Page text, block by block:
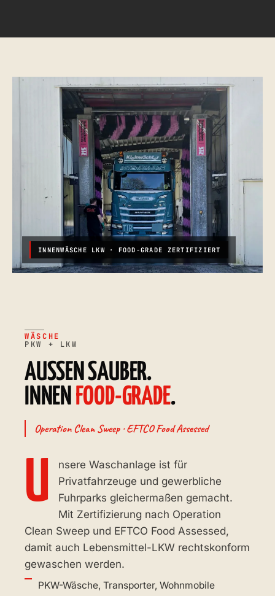
WÄSCHE
PKW + LKW
AUSSEN SAUBER.
INNENFOOD-GRADE.
Operation Clean Sweep · EFTCO Food Assessed
U
nsere Waschanlage ist für
Privatfahrzeuge und gewerbliche
Fuhrparks gleichermaßen gemacht.
Mit Zertifizierung nach Operation
Clean Sweep und EFTCO Food Assessed,
damit auch Lebensmittel-LKW rechtskonform
gewaschen werden.
PKW-Wäsche, Transporter, Wohnmobile
INNENWÄSCHE LKW · FOOD-GRADE ZERTIFIZIERT